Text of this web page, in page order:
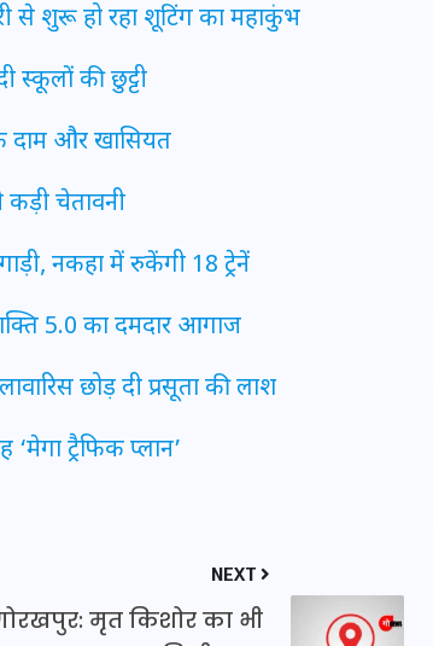
से शुरू हो रहा शूटिंग का महाकुंभ
स्कूलों की छुट्टी
दाम और खासियत
कड़ी चेतावनी
नकहा में रुकेंगी 18 ट्रेनें
5.0 का दमदार आगाज
छोड़ दी प्रसूता की लाश
ट्रैफिक प्लान’
NEXT
मृत किशोर का भी
के हारे हार है!
19 सितम्बर 2024